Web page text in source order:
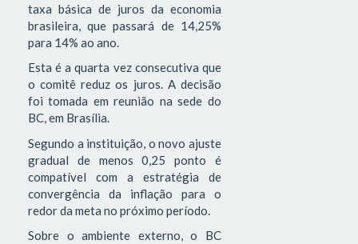
taxa básica de juros da economia
brasileira, que passará de 14,25%
para 14% ao ano.
Esta é a quarta vez consecutiva que
o comitê reduz os juros. A decisão
foi tomada em reunião na sede do
BC, em Brasília.
Segundo a instituição, o novo ajuste
gradual de menos 0,25 ponto é
compatível com a estratégia de
convergência da inflação para o
redor da meta no próximo período.
Sobre o ambiente externo, o BC